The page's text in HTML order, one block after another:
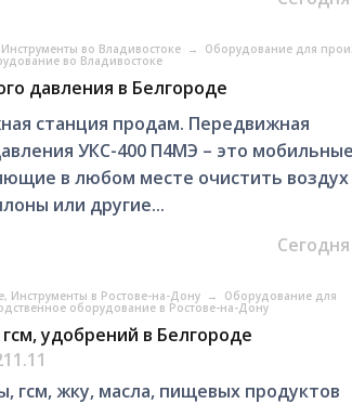
во Владивостоке → Оборудование для
во Владивостоке
давления в Белгороде
станция продам. Передвижная
УКС-400 П4МЭ – это мобильные
в любом месте очистить воздух
или другие...
Инструменты в Ростове-на-Дону → Оборудование для
оборудование в Ростове-на-Дону
удобрений в Белгороде
гсм, жку, масла, пищевых продуктов